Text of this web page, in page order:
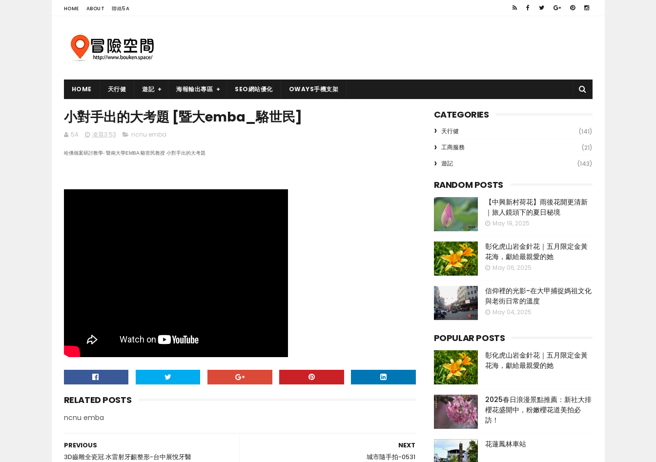
HOME ABOUT 聯絡5A
HOME 天行健 遊記 海報輸出專區 SEO網站優化 OWAYS手機支架
小對手出的大考題 [暨大emba_駱世民]
5A 凌晨3:53 ncnu emba
哈佛個案研討教學- 暨南大學EMBA 駱世民教授 小對手出的大考題
RELATED POSTS
ncnu emba
NEXT
城市隨手拍-0531
PREVIOUS
3D齒雕全瓷冠.水雷射牙齦整形-台中展悅牙醫
CATEGORIES
天行健
(141)
工商服務
(21)
遊記
(143)
RANDOM POSTS
【中興新村荷花】雨後花開更清新
｜旅人鏡頭下的夏日秘境
May 19, 2025
彰化虎山岩金針花｜五月限定金黃
花海，獻給最親愛的她
May 06, 2025
信仰裡的光影-在大甲捕捉媽祖文化
與老街日常的溫度
May 04, 2025
POPULAR POSTS
彰化虎山岩金針花｜五月限定金黃
花海，獻給最親愛的她
2025春日浪漫景點推薦：新社大排
櫻花盛開中，粉嫩櫻花道美拍必
訪！
花蓮鳳林車站